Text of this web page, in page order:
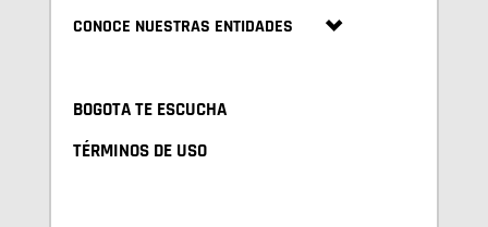
CONOCE NUESTRAS ENTIDADES
BOGOTA TE ESCUCHA
TÉRMINOS DE USO